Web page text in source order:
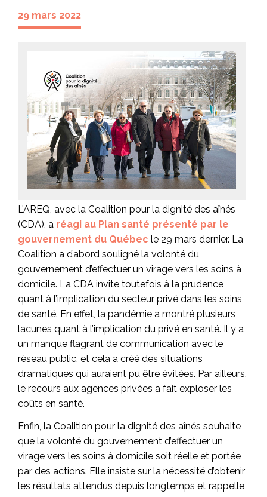
29 mars 2022
L’AREQ, avec la Coalition pour la dignité des aînés
(CDA), a réagi au Plan santé présenté par le
gouvernement du Québec le 29 mars dernier. La
Coalition a d’abord souligné la volonté du
gouvernement d’effectuer un virage vers les soins à
domicile. La CDA invite toutefois à la prudence
quant à l’implication du secteur privé dans les soins
de santé. En effet, la pandémie a montré plusieurs
lacunes quant à l’implication du privé en santé. Il y a
un manque flagrant de communication avec le
réseau public, et cela a créé des situations
dramatiques qui auraient pu être évitées. Par ailleurs,
le recours aux agences privées a fait exploser les
coûts en santé.
Enfin, la Coalition pour la dignité des aînés souhaite
que la volonté du gouvernement d’effectuer un
virage vers les soins à domicile soit réelle et portée
par des actions. Elle insiste sur la nécessité d’obtenir
les résultats attendus depuis longtemps et rappelle